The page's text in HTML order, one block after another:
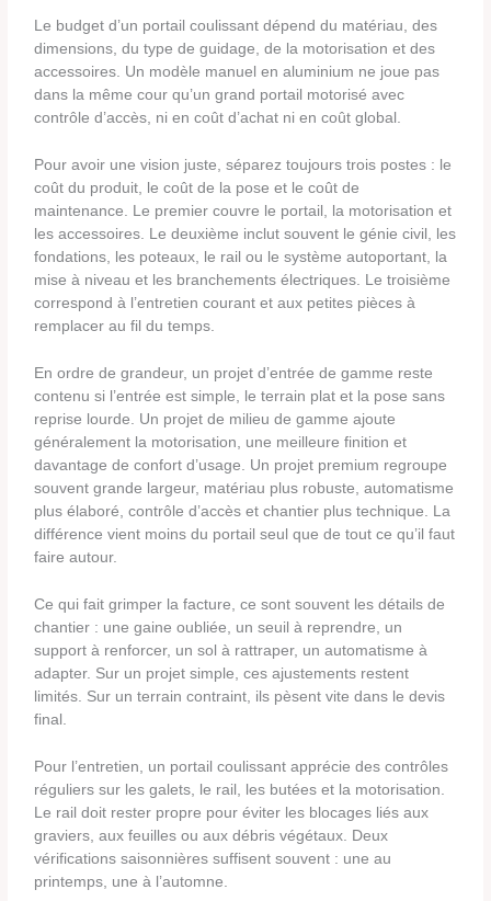
Le budget d’un portail coulissant dépend du matériau, des
dimensions, du type de guidage, de la motorisation et des
accessoires. Un modèle manuel en aluminium ne joue pas
dans la même cour qu’un grand portail motorisé avec
contrôle d’accès, ni en coût d’achat ni en coût global.
Pour avoir une vision juste, séparez toujours trois postes : le
coût du produit, le coût de la pose et le coût de
maintenance. Le premier couvre le portail, la motorisation et
les accessoires. Le deuxième inclut souvent le génie civil, les
fondations, les poteaux, le rail ou le système autoportant, la
mise à niveau et les branchements électriques. Le troisième
correspond à l’entretien courant et aux petites pièces à
remplacer au fil du temps.
En ordre de grandeur, un projet d’entrée de gamme reste
contenu si l’entrée est simple, le terrain plat et la pose sans
reprise lourde. Un projet de milieu de gamme ajoute
généralement la motorisation, une meilleure finition et
davantage de confort d’usage. Un projet premium regroupe
souvent grande largeur, matériau plus robuste, automatisme
plus élaboré, contrôle d’accès et chantier plus technique. La
différence vient moins du portail seul que de tout ce qu’il faut
faire autour.
Ce qui fait grimper la facture, ce sont souvent les détails de
chantier : une gaine oubliée, un seuil à reprendre, un
support à renforcer, un sol à rattraper, un automatisme à
adapter. Sur un projet simple, ces ajustements restent
limités. Sur un terrain contraint, ils pèsent vite dans le devis
final.
Pour l’entretien, un portail coulissant apprécie des contrôles
réguliers sur les galets, le rail, les butées et la motorisation.
Le rail doit rester propre pour éviter les blocages liés aux
graviers, aux feuilles ou aux débris végétaux. Deux
vérifications saisonnières suffisent souvent : une au
printemps, une à l’automne.